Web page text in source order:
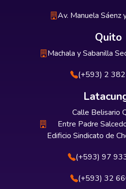
Av. Manuela Sáenz
Quito
Machala y Sabanilla
(+593) 2
Calle Belisario
Entre Padre
Edificio Sindicato de
(+593) 97
(+593) 32